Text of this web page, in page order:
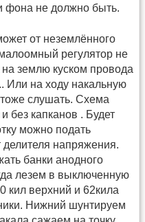
фона не должно быть.
от неземлённого
регулятор не
землю куском провода
Или на ходу накальную
слушать. Схема
без капканов . Будет
можно подать
напряжения.
банки анодного
лезем в выключенную
кил верхний и 62кила
Нижний шунтируем